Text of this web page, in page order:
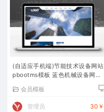
(自适应手机端)节能技术设备网站
pbootms模板 蓝色机械设备网站
会员模板
管理员 30￥